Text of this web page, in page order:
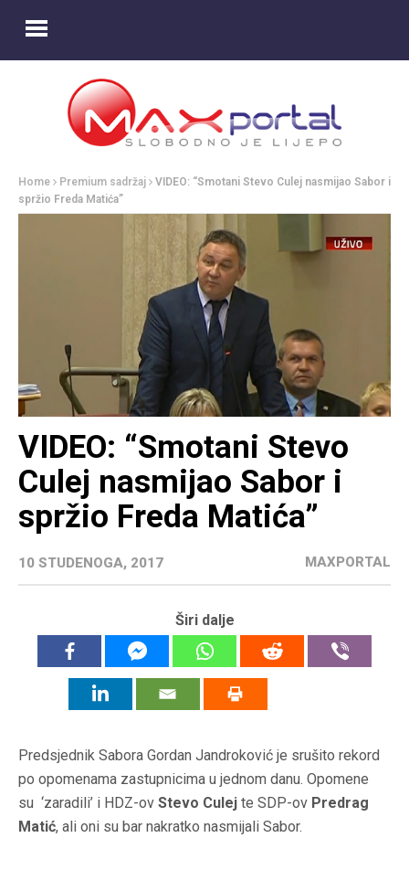
Home Premium sadržaj
VIDEO: “Smotani Stevo Culej nasmijao Sabor i
spržio Freda Matića”
VIDEO: “Smotani Stevo
Culej nasmijao Sabor i
spržio Freda Matića”
10 STUDENOGA, 2017 MAXPORTAL
Širi dalje
Predsjednik Sabora Gordan Jandroković je srušito rekord
po opomenama zastupnicima u jednom danu. Opomene
su ‘zaradili’ i HDZ-ov Stevo Culej te SDP-ov Predrag
Matić, ali oni su bar nakratko nasmijali Sabor.